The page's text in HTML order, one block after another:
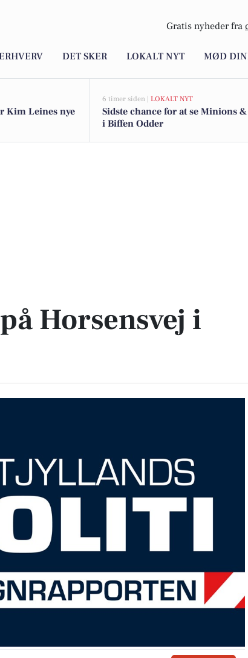
Gratis nyheder fra
DET SKER LOKALT NYT MØD
Kim Leines nye
6 timer siden | LOKALT NYT
Sidste chance for at se Minions
i Biffen Odder
Horsensvej i